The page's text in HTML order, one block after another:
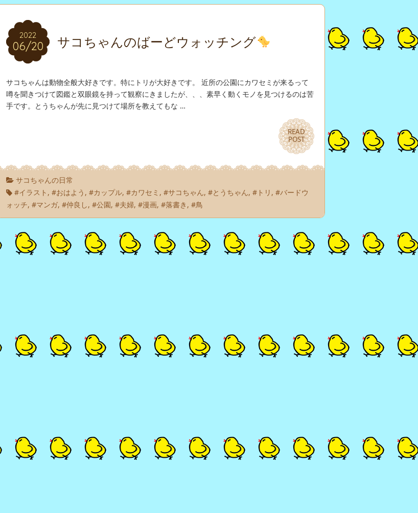
2022
06/20
2022
06/20 サコちゃんのばーどウォッチング
サコちゃんは動物全般大好きです。特にトリが大好きです。 近所の公園にカワセミが来るって
噂を聞きつけて図鑑と双眼鏡を持って観察にきましたが、、、素早く動くモノを見つけるのは苦
手です。とうちゃんが先に見つけて場所を教えてもな …
READ
POST
READ
POST
サコちゃんの日常
#イラスト ,#おはよう ,#カップル,#カワセミ ,#サコちゃん,#とうちゃん,#トリ ,#バードウ
ォッチ, #マンガ, #仲良し, #公園, #夫婦, #漫画, #落書き , #鳥